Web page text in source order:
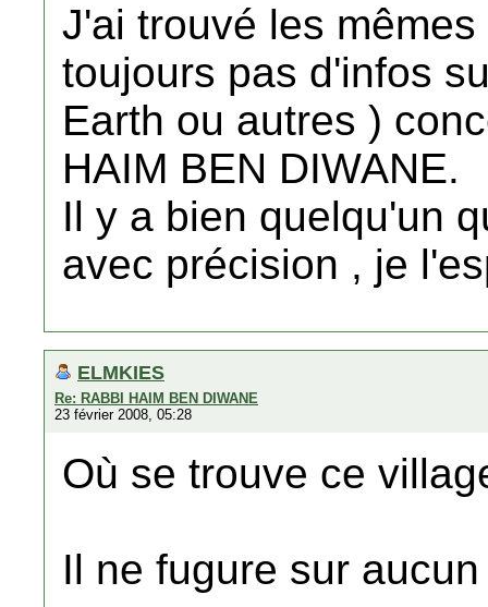
J'ai trouvé les
toujours pas d'infos
Earth ou autres )
HAIM BEN DIWANE.
Il y a bien quelqu'un
avec précision , je
ELMKIES
Re: RABBI HAIM BEN DIWANE
23 février 2008, 05:28
Où se trouve ce
Il ne fugure sur